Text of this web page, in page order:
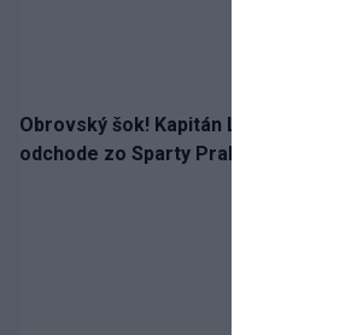
Obrovský šok! Kapitán Lukáš Haraslín
odchode zo Sparty Praha